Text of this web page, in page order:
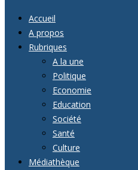
Accueil
A propos
Rubriques
A la une
Politique
Economie
Education
Société
Santé
Culture
Médiathèque